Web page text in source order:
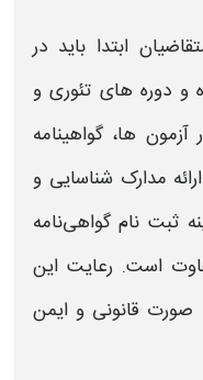
ابتدا باید در
و دوره‌ های تئوری و
آزمون‌ ها، گواهینامه
مدارک شناسایی و
ثبت نام گواهی‌نامه
است. رعایت این
صورت قانونی و ایمن